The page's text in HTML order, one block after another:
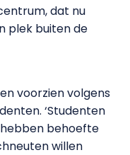
dat nu
plek buiten de
voorzien volgens
‘Studenten
behoefte
willen